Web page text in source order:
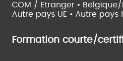
COM / Etranger • Belgique/
Autre pays UE • Autre pays
Formation courte/